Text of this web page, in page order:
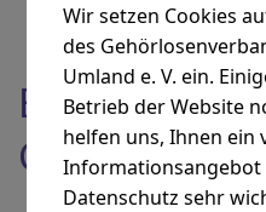
Wir setzen Cookies
des
Umland e. V. ein.
Betrieb der Website
helfen uns, Ihnen ein
Informationsangebot
Datenschutz sehr
Bericht zum